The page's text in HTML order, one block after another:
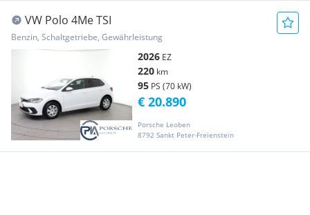
VW Polo 4Me TSI
Benzin, Schaltgetriebe, Gewährleistung
2026 EZ
220 km
95 PS (70 kW)
Porsche Leoben
8792 Sankt Peter-Freienstein
€ 20.890